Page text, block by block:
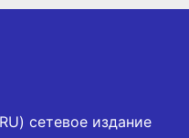
сетевое издание